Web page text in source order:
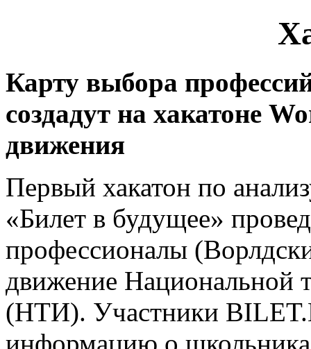
Карту выбора
создадут на хакатоне
движения
Первый хакатон по
«Билет в будущее»
профессионалы
движение Национальной
(НТИ). Участники